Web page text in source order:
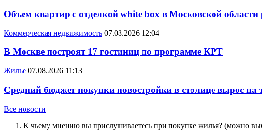
Объем квартир с отделкой white box в Московской области
Коммерческая недвижимость 07.08.2026 12:04
В Москве построят 17 гостиниц по программе КРТ
Жилье 07.08.2026 11:13
Средний бюджет покупки новостройки в столице вырос на
Все новости
К чьему мнению вы прислушиваетесь при покупке жилья? (можно